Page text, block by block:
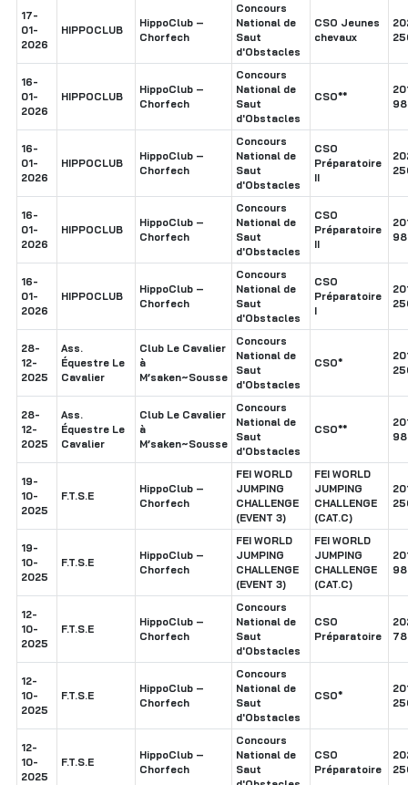
17-
01-
2026
HIPPOCLUB
HippoClub –
Chorfech
Concours
National de
Saut
d'Obstacles
CSO Jeunes
chevaux
16-
01-
2026
HIPPOCLUB
HippoClub –
Chorfech
Concours
National de
Saut
d'Obstacles
CSO**
16-
01-
2026
HIPPOCLUB
HippoClub –
Chorfech
Concours
National de
Saut
d'Obstacles
CSO
Préparatoire
II
16-
01-
2026
HIPPOCLUB
HippoClub –
Chorfech
Concours
National de
Saut
d'Obstacles
CSO
Préparatoire
II
16-
01-
2026
HIPPOCLUB
HippoClub –
Chorfech
Concours
National de
Saut
d'Obstacles
CSO
Préparatoire
I
28-
12-
2025
Ass.
Équestre Le
Cavalier
Club Le Cavalier
à
M’saken~Sousse
Concours
National de
Saut
d'Obstacles
CSO*
28-
12-
2025
Ass.
Équestre Le
Cavalier
Club Le Cavalier
à
M’saken~Sousse
Concours
National de
Saut
d'Obstacles
CSO**
19-
10-
2025
F.T.S.E
HippoClub –
Chorfech
FEI WORLD
JUMPING
CHALLENGE
(EVENT 3)
FEI WORLD
JUMPING
CHALLENGE
(CAT.C)
19-
10-
2025
F.T.S.E
HippoClub –
Chorfech
FEI WORLD
JUMPING
CHALLENGE
(EVENT 3)
FEI WORLD
JUMPING
CHALLENGE
(CAT.C)
12-
10-
2025
F.T.S.E
HippoClub –
Chorfech
Concours
National de
Saut
d'Obstacles
CSO
Préparatoire
12-
10-
2025
F.T.S.E
HippoClub –
Chorfech
Concours
National de
Saut
d'Obstacles
CSO*
12-
10-
2025
F.T.S.E
HippoClub –
Chorfech
Concours
National de
Saut
CSO
Préparatoire